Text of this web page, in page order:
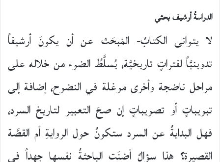
الدراسةُ أرشيف بحثي
لا يتوانى الكتابُ- المَبحَث عن أن يكونَ أرشيفاً
تدوينيَّاً لفتراتٍ تاريخيَّة، يُسلَّطُ الضوء من خلاله على
مراحل ناضجة وأخرى موغلة في النضوح، إضافة إلى
تبويباتٍ أو تصويباتٍ إن صحَ التعبير لتاريخ السرد،
فهل البدايةُ عن السرد ستكونُ حول الروايةِ أم القصَّة
القصيرة؟ هذا سؤالٌ أضنَت الباحثةُ نفسها جهداً في